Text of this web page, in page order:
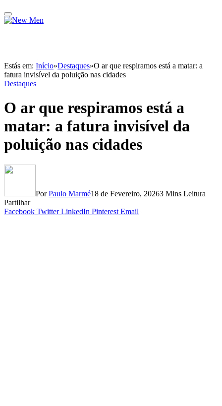
Estás em: Início»Destaques»O ar que respiramos está a matar: a
fatura invisível da poluição nas cidades
Destaques
O ar que respiramos está a
matar: a fatura invisível da
poluição nas cidades
Por Paulo Marmé18 de Fevereiro, 20263 Mins Leitura
Partilhar
Facebook Twitter LinkedIn Pinterest Email